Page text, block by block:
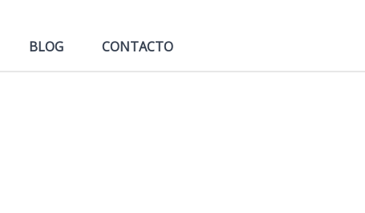
BLOG CONTACTO